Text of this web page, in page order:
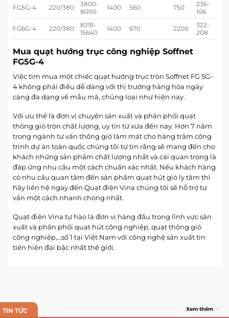
FG5G-4 220/380
3800-
8000
1400 560 750
236-
106
FG6G-4 220/380
8291-
15640
1400 670 2200
322-
208
Mua quạt hướng trục công nghiệp Soffnet
FG5G-4
Việc tìm mua một chiếc quạt hướng trục tròn Soffnet FG 5G-
4 không phải điều dễ dàng với thị trường hàng hóa ngày
càng đa dạng về mẫu mã, chủng loại như hiện nay.
Với ưu thế là đơn vị chuyên sản xuất và phân phối quạt
thông gió tròn chất lượng, uy tín từ xưa đến nay. Hơn 7 năm
trong ngành tư vấn thông gió làm mát cho hàng trăm công
trình dự án toàn quốc chúng tôi tự tin rằng sẽ mang đến cho
khách những sản phẩm chất lượng nhất và cái quan trọng là
đáp ứng nhu cầu một cách chuẩn xác nhất. Nếu khách hàng
có nhu cầu quan tâm đến sản phẩm quạt hút gió ly tâm thì
hãy liên hệ ngay đến Quạt điện Vina chúng tôi sẽ hỗ trợ tư
vấn một cách nhanh chóng nhất.
Quạt điện Vina tự hào là đơn vị hàng đầu trong lĩnh vực sản
xuất và phân phối quạt hút công nghiệp, quạt thông gió
công nghiệp,…số 1 tại Việt Nam với công nghệ sản xuất tin
tiến hiện đại bậc nhất thế giới.
TIN TỨC Xem thêm